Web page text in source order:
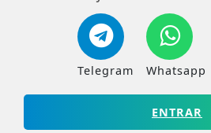
Telegram Whatsapp
ENTRAR